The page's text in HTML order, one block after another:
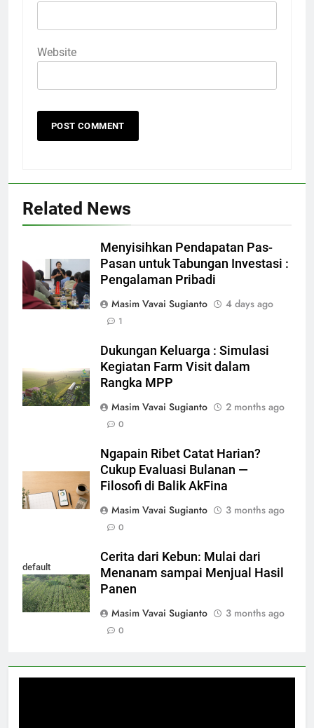
Website
Related News
Menyisihkan Pendapatan Pas-
Pasan untuk Tabungan Investasi :
Pengalaman Pribadi
Masim Vavai Sugianto
4 days ago
1
Dukungan Keluarga : Simulasi
Kegiatan Farm Visit dalam
Rangka MPP
Masim Vavai Sugianto
2 months ago
0
Ngapain Ribet Catat Harian?
Cukup Evaluasi Bulanan —
Filosofi di Balik AkFina
Masim Vavai Sugianto
3 months ago
0
default
Cerita dari Kebun: Mulai dari
Menanam sampai Menjual Hasil
Panen
Masim Vavai Sugianto
3 months ago
0